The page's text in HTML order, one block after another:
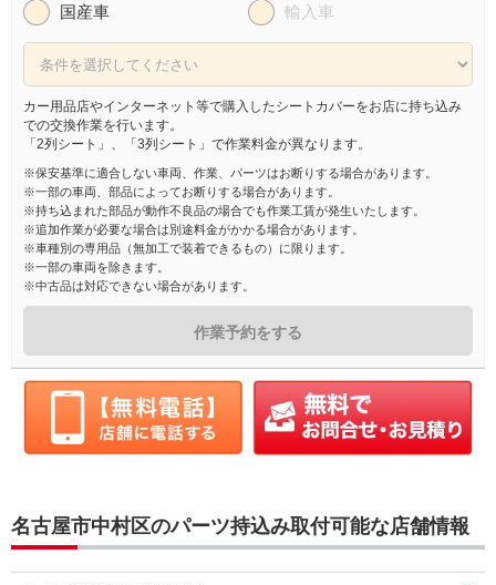
国産車 輸入車
カー用品店やインターネット等で購入したシートカバーをお店に持ち込み
での交換作業を行います。
「2列シート」、「3列シート」で作業料金が異なります。
※保安基準に適合しない車両、作業、パーツはお断りする場合があります。
※一部の車両、部品によってお断りする場合があります。
※持ち込まれた部品が動作不良品の場合でも作業工賃が発生いたします。
※追加作業が必要な場合は別途料金がかかる場合があります。
※車種別の専用品（無加工で装着できるもの）に限ります。
※一部の車両を除きます。
※中古品は対応できない場合があります。
作業予約をする
名古屋市中村区のパーツ持込み取付可能な店舗情報